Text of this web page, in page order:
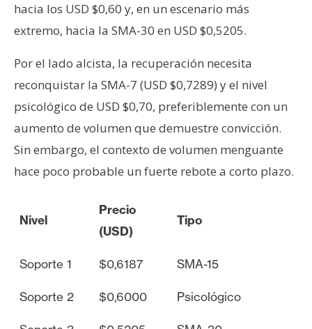
hacia los USD $0,60 y, en un escenario más
extremo, hacia la SMA-30 en USD $0,5205.
Por el lado alcista, la recuperación necesita
reconquistar la SMA-7 (USD $0,7289) y el nivel
psicológico de USD $0,70, preferiblemente con un
aumento de volumen que demuestre convicción.
Sin embargo, el contexto de volumen menguante
hace poco probable un fuerte rebote a corto plazo.
Nivel
Precio
(USD)
Tipo
Soporte 1 $0,6187 SMA-15
Soporte 2 $0,6000 Psicológico